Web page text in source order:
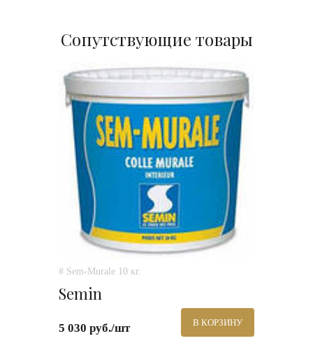
Сопутствующие товары
# Sem-Murale 10 кг.
Semin
5 030 руб./шт В КОРЗИНУ